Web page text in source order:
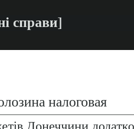
справи]
налоговая
Донеччини